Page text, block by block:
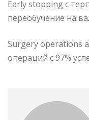
Early stopping с
переобучение на
Surgery operations
операций с 97%